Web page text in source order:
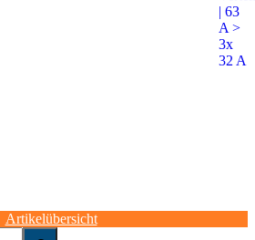
Artikelübersicht